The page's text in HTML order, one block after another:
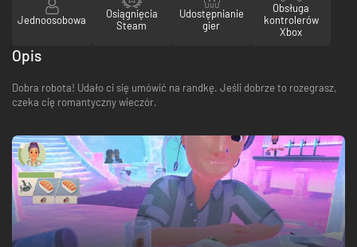
Jednoosobowa
Osiągnięcia
Steam
Udostępnianie
gier
Obsługa
kontrolerów
Xbox
Opis
Dobra robota! Udało ci się umówić na randkę. Jeśli dobrze to rozegrasz,
czeka cię romantyczny wieczór.